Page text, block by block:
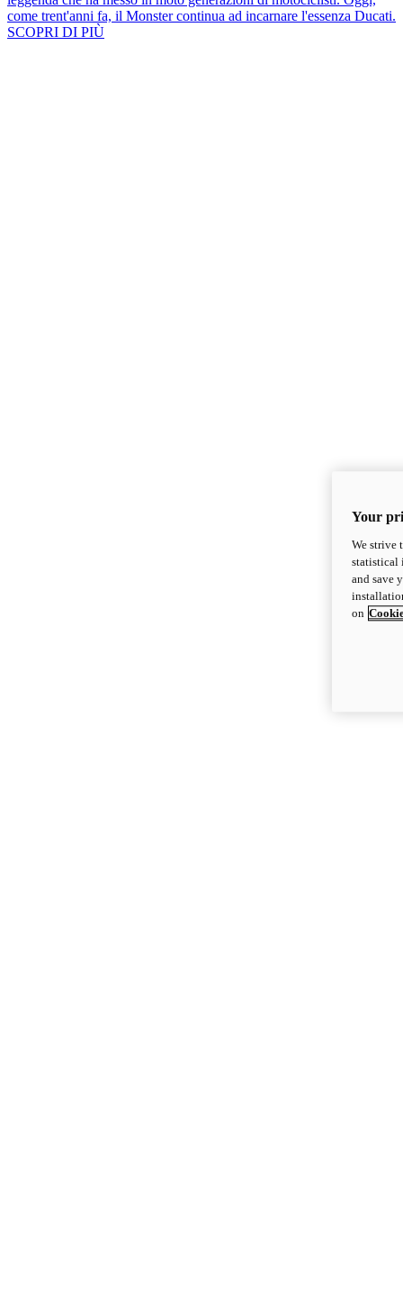
come trent'anni fa, il Monster continua ad incarnare l'essenza Ducati.
SCOPRI DI PIÙ
Your
We strive
statistical
and save
on